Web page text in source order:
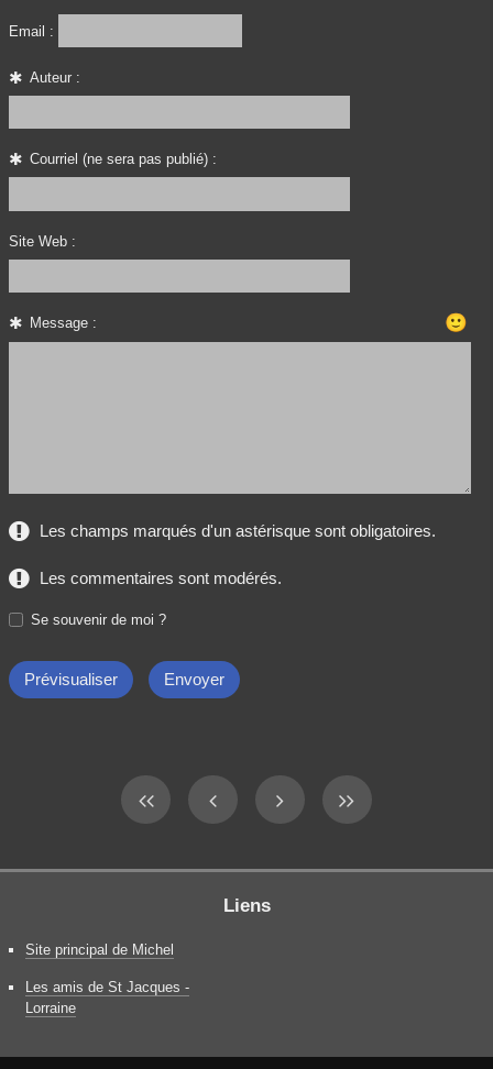
Email :
Auteur :
Courriel (ne sera pas publié) :
Site Web :
Message : 🙂
Les champs marqués d'un astérisque sont obligatoires.
Les commentaires sont modérés.
Se souvenir de moi ?
Liens
Site principal de Michel
Les amis de St Jacques -
Lorraine